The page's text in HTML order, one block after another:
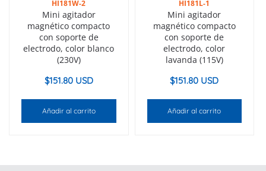
HI181W-2
Mini agitador
magnético compacto
con soporte de
electrodo, color blanco
(230V)
$151.80 USD
Añadir al carrito
HI181L-1
Mini agitador
magnético compacto
con soporte de
electrodo, color
lavanda (115V)
$151.80 USD
Añadir al carrito